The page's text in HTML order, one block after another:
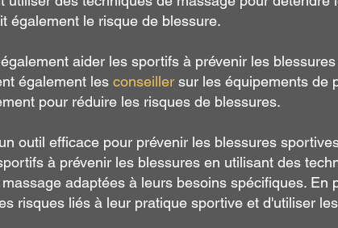
également le risque de blessure.
aider les sportifs à prévenir les
également les conseiller sur les équipements de
pour réduire les risques de blessures.
outil efficace pour prévenir les blessures
à prévenir les blessures en utilisant des
adaptées à leurs besoins spécifiques. En
risques liés à leur pratique sportive et d'utiliser